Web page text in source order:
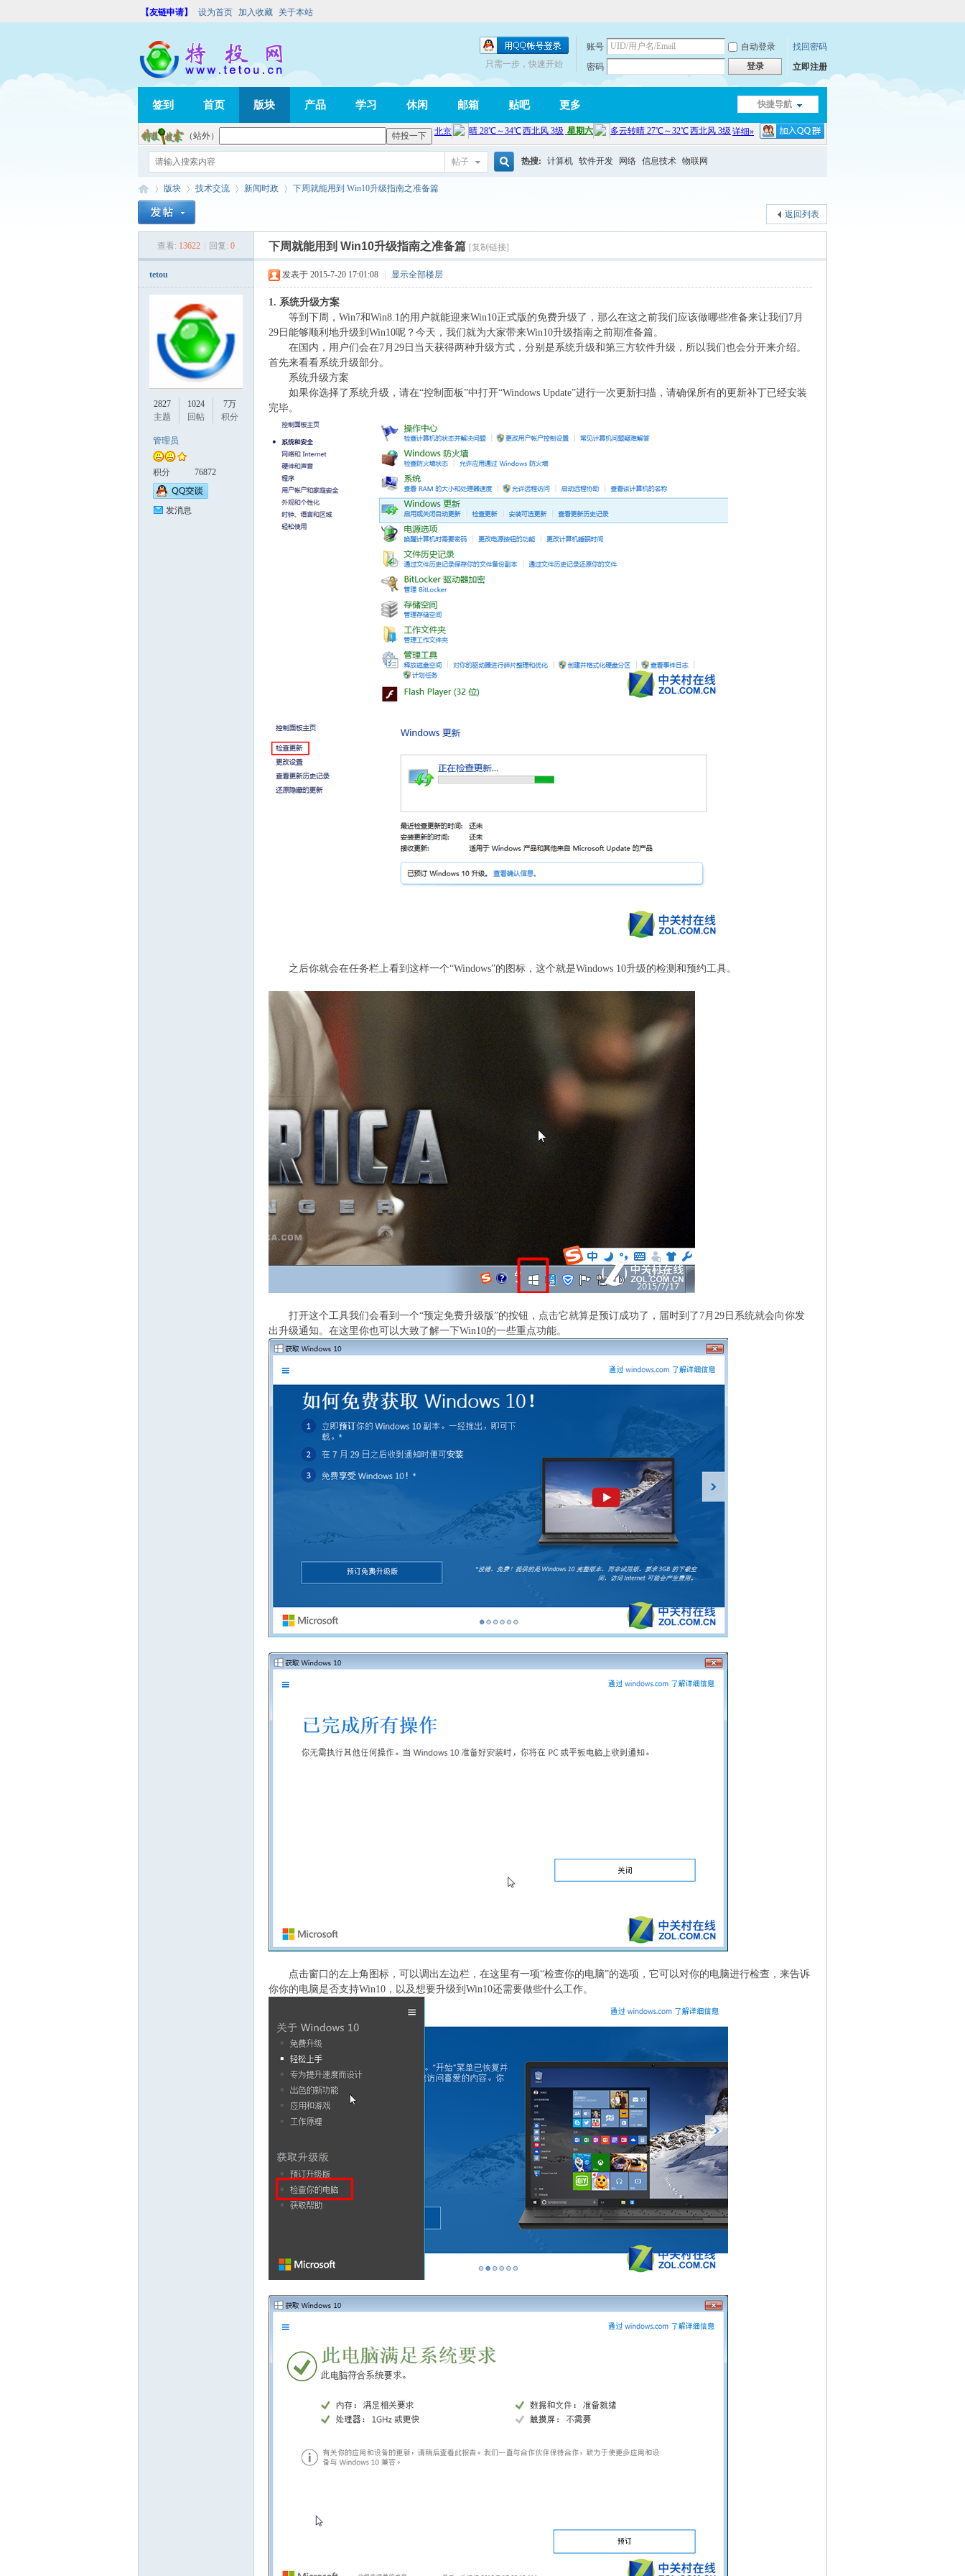
【友链申请】 设为首页 加入收藏 关于本站
账号 自动登录
找回密码
密码
登录 立即注册
只需一步，快速开始
快捷导航
签到 首页 版块 产品 学习 休闲 邮箱 贴吧 更多
（站外）
帖子
索
热搜: 计算机 软件开发 网络 信息技术 物联网
版块
›
技术交流
›
新闻时政
›
下周就能用到 Win10升级指南之准备篇
返回列表
查看: 13622 回复: 0 下周就能用到 Win10升级指南之准备篇 [复制链接]
tetou
2827
主题
1024
回帖
7万
积分
管理员
积分 76872
发消息
发表于 2015-7-20 17:01:08 显示全部楼层
1. 系统升级方案
等到下周，Win7和Win8.1的用户就能迎来Win10正式版的免费升级了，那么在这之前我们应该做哪些准备来让我们7月
29日能够顺利地升级到Win10呢？今天，我们就为大家带来Win10升级指南之前期准备篇。
在国内，用户们会在7月29日当天获得两种升级方式，分别是系统升级和第三方软件升级，所以我们也会分开来介绍。
首先来看看系统升级部分。
系统升级方案
如果你选择了系统升级，请在“控制面板”中打开“Windows Update”进行一次更新扫描，请确保所有的更新补丁已经安装
完毕。
之后你就会在任务栏上看到这样一个“Windows”的图标，这个就是Windows 10升级的检测和预约工具。
打开这个工具我们会看到一个“预定免费升级版”的按钮，点击它就算是预订成功了，届时到了7月29日系统就会向你发
出升级通知。在这里你也可以大致了解一下Win10的一些重点功能。
点击窗口的左上角图标，可以调出左边栏，在这里有一项“检查你的电脑”的选项，它可以对你的电脑进行检查，来告诉
你你的电脑是否支持Win10，以及想要升级到Win10还需要做些什么工作。